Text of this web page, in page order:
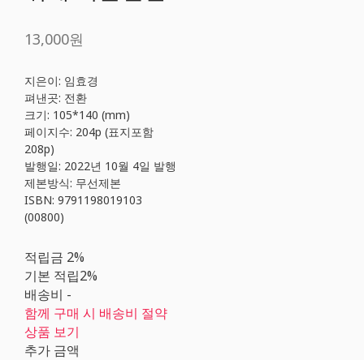
13,000원
지은이: 임효경
펴낸곳: 전환
크기: 105*140 (mm)
페이지수: 204p (표지포함
208p)
발행일: 2022년 10월 4일 발행
제본방식: 무선제본
ISBN: 9791198019103
(00800)
적립금 2%
기본 적립2%
배송비 -
함께 구매 시 배송비 절약
상품 보기
추가 금액